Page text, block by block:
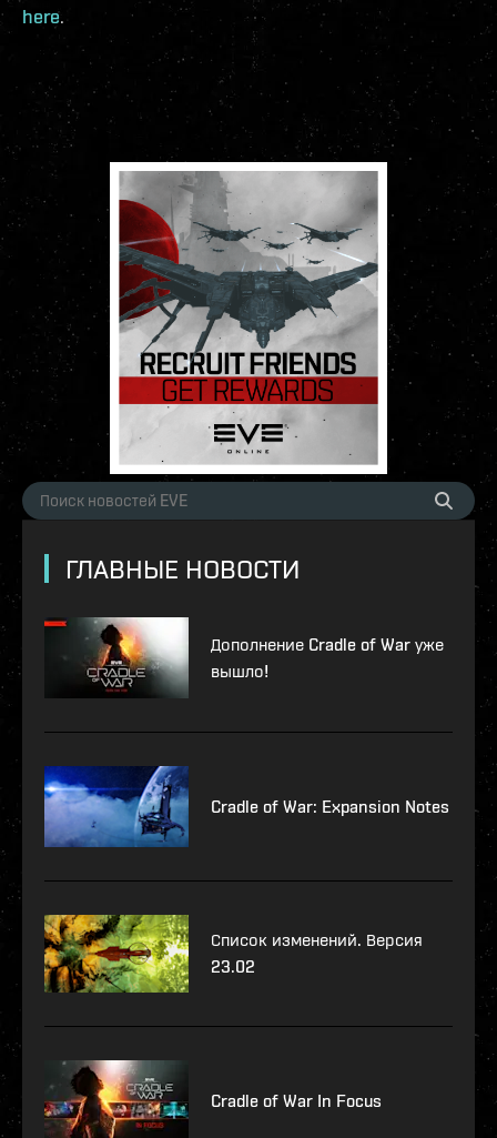
here.
ГЛАВНЫЕ НОВОСТИ
Дополнение Cradle of War уже
вышло!
Cradle of War: Expansion Notes
Список изменений. Версия
23.02
Cradle of War In Focus